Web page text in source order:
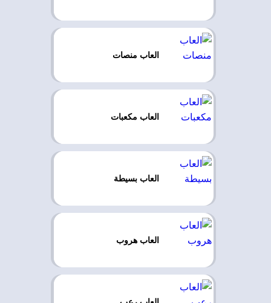
العاب منصات
العاب مكعبات
العاب بسيطة
العاب هروب